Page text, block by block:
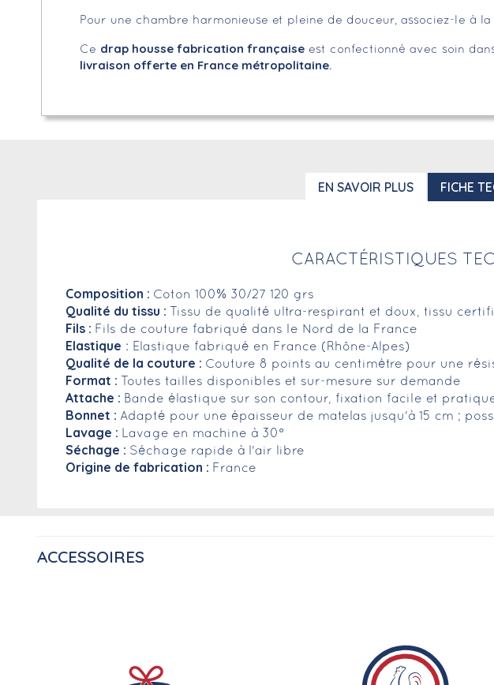
Pour une chambre harmonieuse et pleine de douceur, associez-le à
Ce drap housse fabrication française est confectionné avec soin
livraison offerte en France métropolitaine.
EN SAVOIR PLUS FICHE
CARACTÉRISTIQUES
Composition : Coton 100% 30/27 120 grs
Qualité du tissu : Tissu de qualité ultra-respirant et doux, tissu
Fils : Fils de couture fabriqué dans le Nord de la France
Elastique : Elastique fabriqué en France (Rhône-Alpes)
Qualité de la couture : Couture 8 points au centimètre pour une
Format : Toutes tailles disponibles et sur-mesure sur demande
Attache : Bande élastique sur son contour, fixation facile et
Bonnet : Adapté pour une épaisseur de matelas jusqu'à 15 cm ;
Lavage : Lavage en machine à 30°
Séchage : Séchage rapide à l'air libre
Origine de fabrication : France
ACCESSOIRES